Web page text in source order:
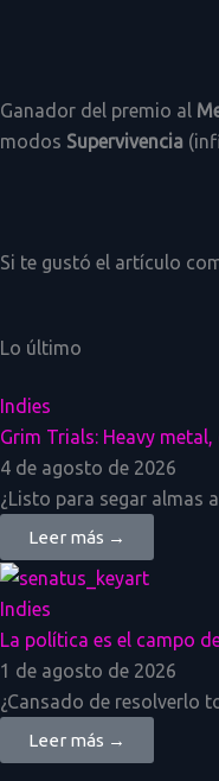
Ganador del premio al
modos Supervivencia
Si te gustó el artículo
Lo último
Indies
Grim Trials: Heavy
4 de agosto de 2026
¿Listo para segar almas
Leer más →
Indies
La política es el campo
1 de agosto de 2026
¿Cansado de resolverlo
Leer más →